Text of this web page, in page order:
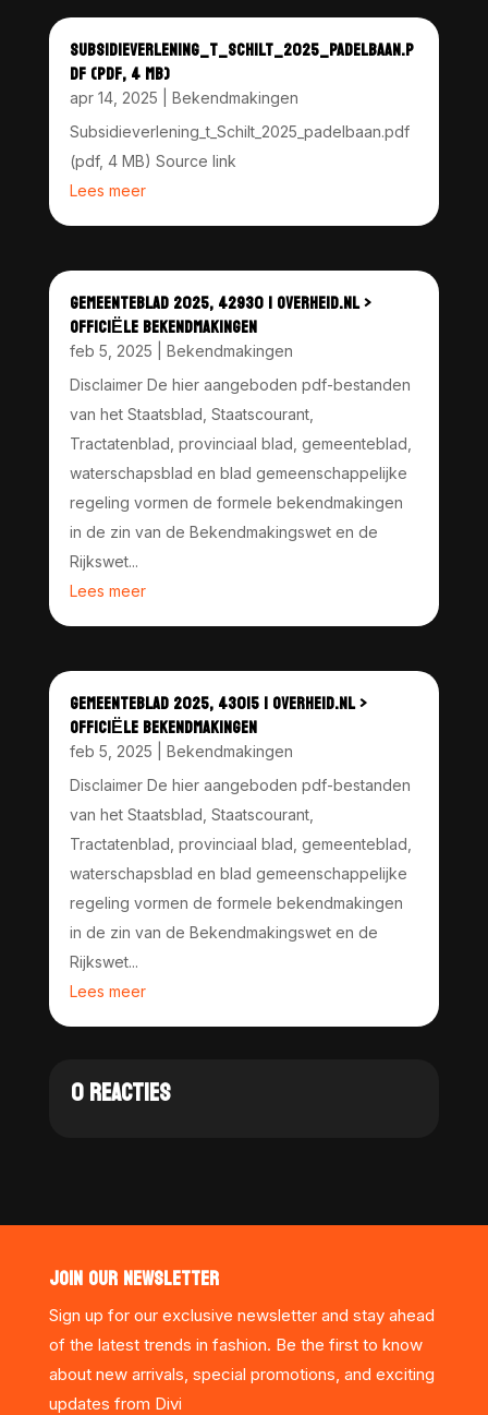
SUBSIDIEVERLENING_T_SCHILT_2025_PADELBAAN.P
DF (PDF, 4 MB)
apr 14, 2025
Bekendmakingen
Subsidieverlening_t_Schilt_2025_padelbaan.pdf
(pdf, 4 MB) Source link
Lees meer
GEMEENTEBLAD 2025, 42930 | OVERHEID.NL >
OFFICIËLE BEKENDMAKINGEN
feb 5, 2025
Bekendmakingen
Disclaimer De hier aangeboden pdf-bestanden
van het Staatsblad, Staatscourant,
Tractatenblad, provinciaal blad, gemeenteblad,
waterschapsblad en blad gemeenschappelijke
regeling vormen de formele bekendmakingen
in de zin van de Bekendmakingswet en de
Rijkswet...
Lees meer
GEMEENTEBLAD 2025, 43015 | OVERHEID.NL >
OFFICIËLE BEKENDMAKINGEN
feb 5, 2025
Bekendmakingen
Disclaimer De hier aangeboden pdf-bestanden
van het Staatsblad, Staatscourant,
Tractatenblad, provinciaal blad, gemeenteblad,
waterschapsblad en blad gemeenschappelijke
regeling vormen de formele bekendmakingen
in de zin van de Bekendmakingswet en de
Rijkswet...
Lees meer
0 REACTIES
JOIN OUR NEWSLETTER
Sign up for our exclusive newsletter and stay ahead
of the latest trends in fashion. Be the first to know
about new arrivals, special promotions, and exciting
updates from Divi